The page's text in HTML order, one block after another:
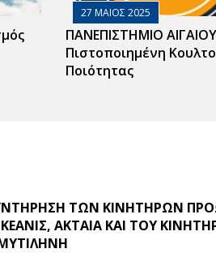
27 ΜΑΙΟΣ 2025
ΠΑΝΕΠΙΣΤΗΜΙΟ
Πιστοποιημένη
Ποιότητας
ΤΩΝ ΚΙΝΗΤΗΡΩΝ
ΑΚΤΑΙΑ ΚΑΙ ΤΟΥ